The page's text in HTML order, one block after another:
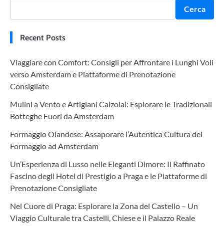
Cerca
Recent Posts
Viaggiare con Comfort: Consigli per Affrontare i Lunghi Voli
verso Amsterdam e Piattaforme di Prenotazione
Consigliate
Mulini a Vento e Artigiani Calzolai: Esplorare le Tradizionali
Botteghe Fuori da Amsterdam
Formaggio Olandese: Assaporare l’Autentica Cultura del
Formaggio ad Amsterdam
Un’Esperienza di Lusso nelle Eleganti Dimore: Il Raffinato
Fascino degli Hotel di Prestigio a Praga e le Piattaforme di
Prenotazione Consigliate
Nel Cuore di Praga: Esplorare la Zona del Castello – Un
Viaggio Culturale tra Castelli, Chiese e il Palazzo Reale